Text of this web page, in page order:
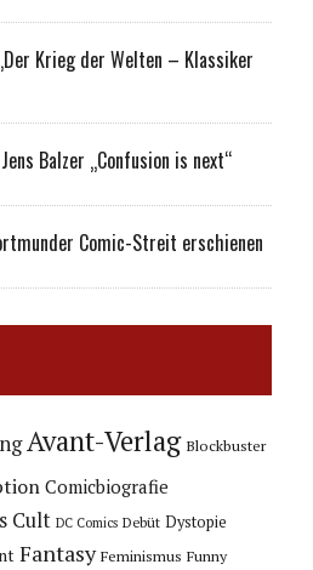
Krieg der Welten – Klassiker
Balzer „Confusion is next“
Comic-Streit erschienen
Avant-Verlag Blockbuster
Comicbiografie
Cult DC Comics Debüt Dystopie
Fantasy Feminismus Funny